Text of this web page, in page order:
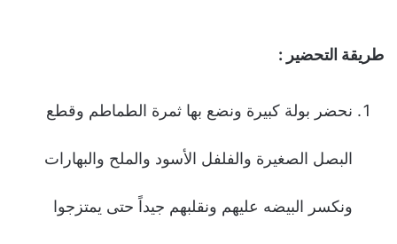
طریقة التحضیر :
نحضر بولة كبیرة ونضع بها ثمرة الطماطم وقطع
البصل الصغیرة والفلفل الأسود والملح والبهارات
ونكسر البیضه علیهم ونقلبهم جیداً حتى یمتزجوا